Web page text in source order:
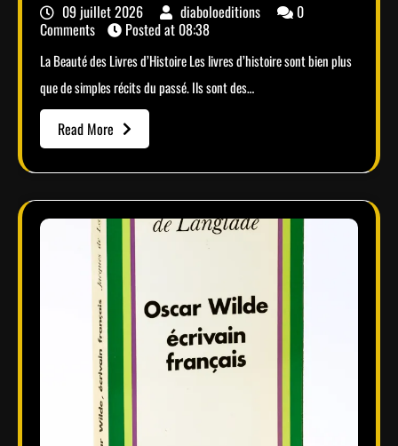
09 juillet 2026 diaboloeditions
0
Comments
Posted at 08:38
La Beauté des Livres d’Histoire Les livres d’histoire sont bien plus
que de simples récits du passé. Ils sont des…
Read More